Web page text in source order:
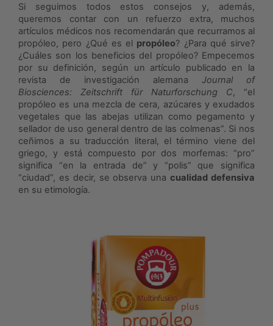
Si seguimos todos estos consejos y, además,
queremos contar con un refuerzo extra, muchos
artículos médicos nos recomendarán que recurramos al
propóleo, pero ¿Qué es el propóleo? ¿Para qué sirve?
¿Cuáles son los beneficios del propóleo? Empecemos
por su definición, según un artículo publicado en la
revista de investigación alemana Journal of
Biosciences: Zeitschrift für Naturforschung C, “el
propóleo es una mezcla de cera, azúcares y exudados
vegetales que las abejas utilizan como pegamento y
sellador de uso general dentro de las colmenas”. Si nos
ceñimos a su traducción literal, el término viene del
griego, y está compuesto por dos morfemas: “pro”
significa “en la entrada de” y “polis” que significa
“ciudad”, es decir, se observa unacualidad defensiva
en su etimología.